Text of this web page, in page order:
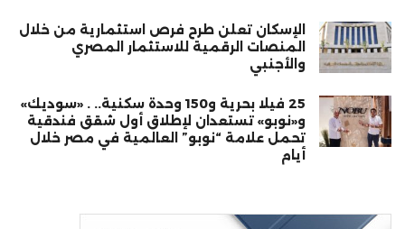
الإسكان تعلن طرح فرص استثمارية من خلال
المنصات الرقمية للاستثمار المصري
والأجنبي
25 فيلا بحرية و150 وحدة سكنية.. . «سوديك»
و«نوبو» تستعدان لإطلاق أول شقق فندقية
تحمل علامة “نوبو” العالمية في مصر خلال
أيام